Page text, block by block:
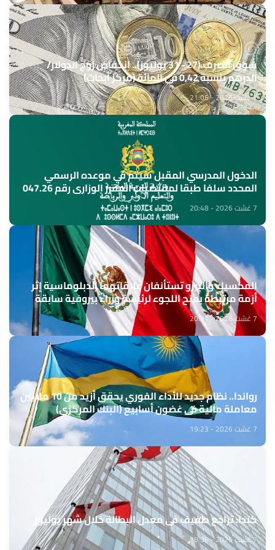
سوق الصرف (27 - 31 يوليوز).. انخفاض زوج الدولار/
الدرهم بنسبة 0,42 في المائة (مركز أبحاث)
7 غشت 2026 - 21:05
الدخول المدرسي المقبل سیتم في موعده الرسمي
المحدد سلفا طبقا لمقتضیات المقرر الوزاري رقم 047.26
(وزارة التربية الوطنية)
7 غشت 2026 - 20:48
المكسيك والبيرو تستأنفان علاقاتهما الدبلوماسية إثر
أزمة مرتبطة بمنح اللجوء لرئيسة وزراء بيروفية سابقة
7 غشت 2026 - 20:31
رواندا.. نظام جديد للأداء الفوري يحقق أزيد من 10 ملايين
معاملة مالية في غضون أسابيع (البنك المركزي)
7 غشت 2026 - 19:23
كندا: تراجع طفيف في معدل البطالة خلال شهر يوليوز
7 غشت 2026 - 18:36